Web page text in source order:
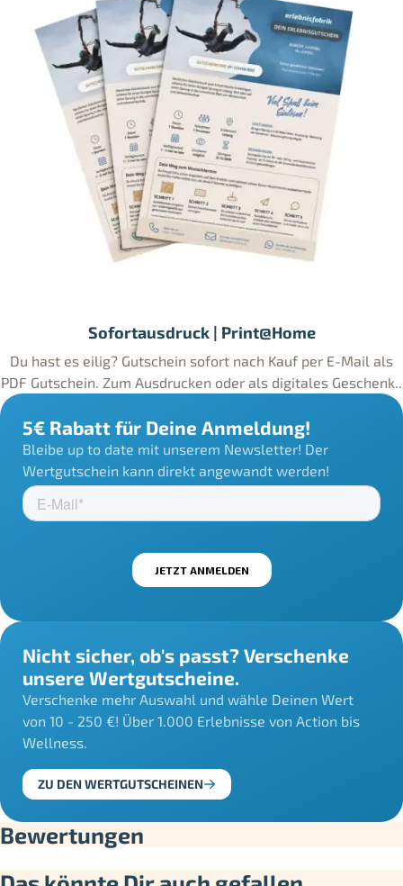
Sofortausdruck | Print@Home
Du hast es eilig? Gutschein sofort nach Kauf per E-Mail als
PDF Gutschein. Zum Ausdrucken oder als digitales Geschenk..
5€ Rabatt für Deine Anmeldung!
Bleibe up to date mit unserem Newsletter! Der
Wertgutschein kann direkt angewandt werden!
Nicht sicher, ob's passt? Verschenke
unsere Wertgutscheine.
Verschenke mehr Auswahl und wähle Deinen Wert
von 10 - 250 €! Über 1.000 Erlebnisse von Action bis
Wellness.
ZU DEN WERTGUTSCHEINEN
Bewertungen